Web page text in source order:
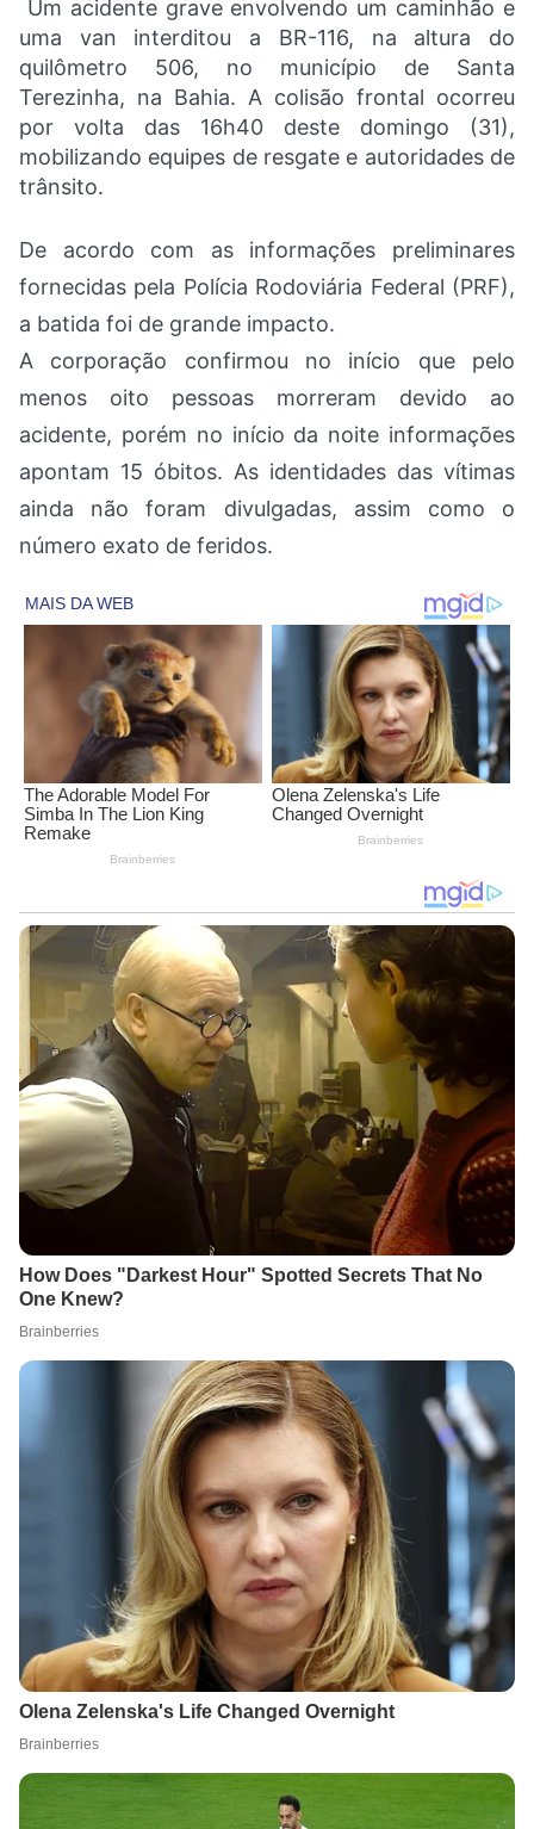
Um acidente grave envolvendo um caminhão e
uma van interditou a BR-116, na altura do
quilômetro 506, no município de Santa
Terezinha, na Bahia. A colisão frontal ocorreu
por volta das 16h40 deste domingo (31),
mobilizando equipes de resgate e autoridades de
trânsito.
De acordo com as informações preliminares
fornecidas pela Polícia Rodoviária Federal (PRF),
a batida foi de grande impacto.
A corporação confirmou no início que pelo
menos oito pessoas morreram devido ao
acidente, porém no início da noite informações
apontam 15 óbitos. As identidades das vítimas
ainda não foram divulgadas, assim como o
número exato de feridos.